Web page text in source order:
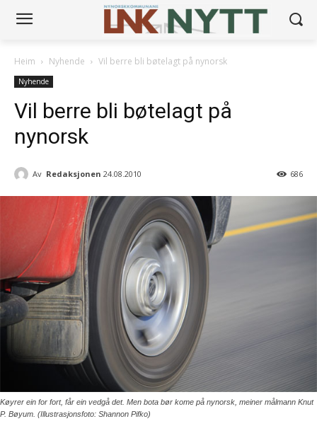
Heim Nyhende Vil berre bli bøtelagt på nynorsk
Nyhende
Vil berre bli bøtelagt på
nynorsk
Av Redaksjonen 24.08.2010 686
Køyrer ein for fort, får ein vedgå det. Men bota bør kome på nynorsk, meiner målmann Knut
P. Bøyum. (Illustrasjonsfoto: Shannon Pifko)